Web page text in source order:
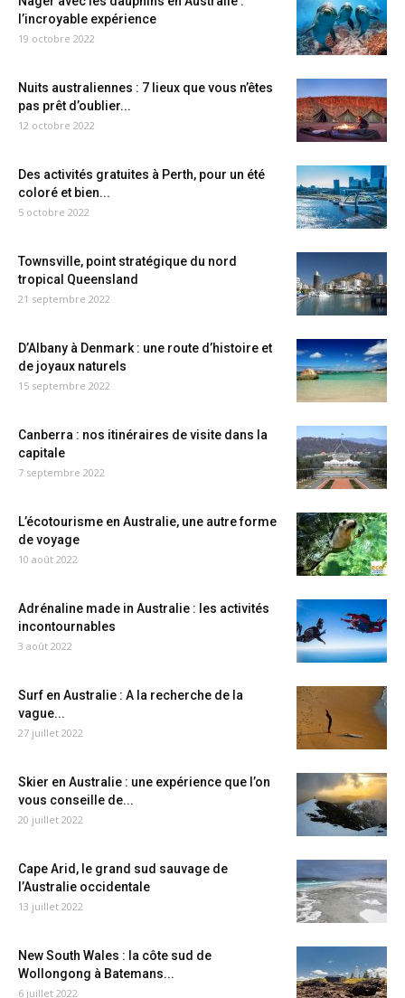
l’incroyable expérience
19 octobre 2022
Nuits australiennes : 7 lieux que vous n’êtes
pas prêt d’oublier...
12 octobre 2022
Des activités gratuites à Perth, pour un été
coloré et bien...
5 octobre 2022
Townsville, point stratégique du nord
tropical Queensland
21 septembre 2022
D’Albany à Denmark : une route d’histoire et
de joyaux naturels
15 septembre 2022
Canberra : nos itinéraires de visite dans la
capitale
7 septembre 2022
L’écotourisme en Australie, une autre forme
de voyage
10 août 2022
Adrénaline made in Australie : les activités
incontournables
3 août 2022
Surf en Australie : A la recherche de la
vague...
27 juillet 2022
Skier en Australie : une expérience que l’on
vous conseille de...
20 juillet 2022
Cape Arid, le grand sud sauvage de
l’Australie occidentale
13 juillet 2022
New South Wales : la côte sud de
Wollongong à Batemans...
6 juillet 2022